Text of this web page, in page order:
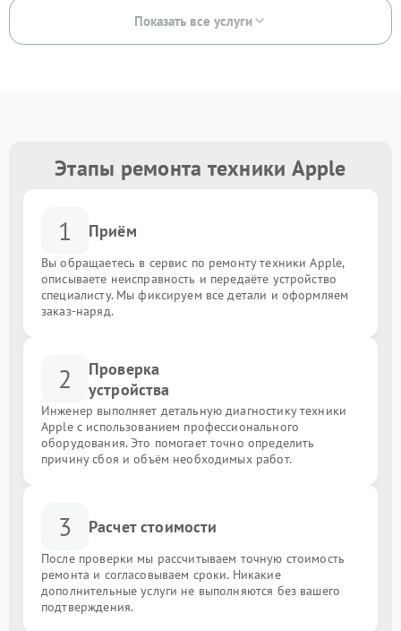
Показать все услуги
Этапы ремонта техники Apple
1 Приём
Вы обращаетесь в сервис по ремонту техники Apple,
описываете неисправность и передаёте устройство
специалисту. Мы фиксируем все детали и оформляем
заказ-наряд.
2
Проверка
устройства
Инженер выполняет детальную диагностику техники
Apple с использованием профессионального
оборудования. Это помогает точно определить
причину сбоя и объём необходимых работ.
3 Расчет стоимости
После проверки мы рассчитываем точную стоимость
ремонта и согласовываем сроки. Никакие
дополнительные услуги не выполняются без вашего
подтверждения.